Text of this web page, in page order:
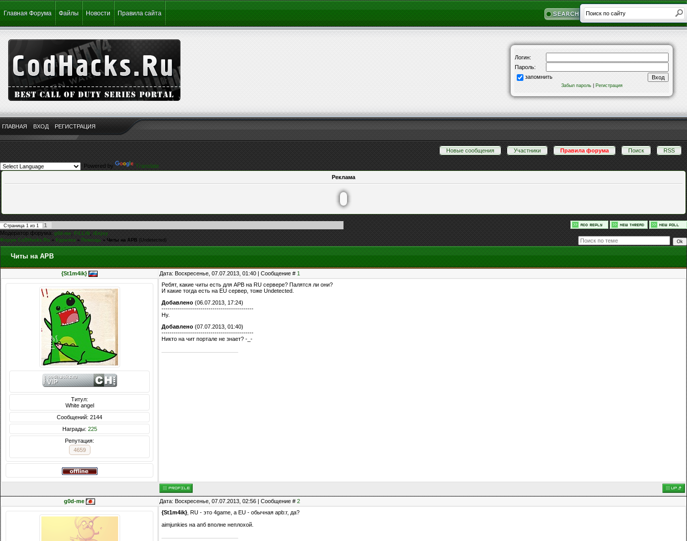
Главная Форума Файлы Новости Правила сайта
ГЛАВНАЯ ВХОД РЕГИСТРАЦИЯ
Логин:
Пароль:
запомнить
Забыл пароль| Регистрация
Новые сообщения · Участники · Правила форума · Поиск · RSS
Powered by
Translate
Реклама
Страница 1 из 1
1
Модератор форума:g0d-me, FiLLiN,iEnjoy
Форум CoDHacks.Ru » Курилка » Помощь » Читы на APB (Undetected)
Читы на APB
{St1m4ik} Дата: Воскресенье, 07.07.2013, 01:40 | Сообщение # 1
Титул:
White angel
Сообщений: 2144
Награды: 225
Репутация:
4659
Ребят, какие читы есть для APB на RU сервере? Палятся ли они?
И какие тогда есть на EU сервер, тоже Undetected.
Добавлено (06.07.2013, 17:24)
---------------------------------------------
Ну.
Добавлено (07.07.2013, 01:40)
---------------------------------------------
Никто на чит портале не знает? -_-
g0d-me Дата: Воскресенье, 07.07.2013, 02:56 | Сообщение # 2
{St1m4ik}, RU - это 4game, а EU - обычная apb:r, да?
aimjunkies на апб вполне неплохой.